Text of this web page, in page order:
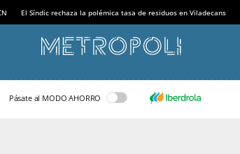
El Síndic rechaza la polémica tasa de residuos en Viladecans
Pásate al MODO AHORRO